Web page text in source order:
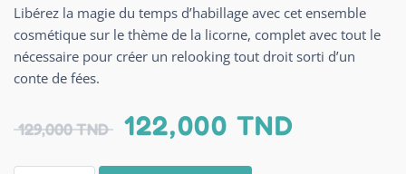
Libérez la magie du temps d’habillage avec cet ensemble
cosmétique sur le thème de la licorne, complet avec tout le
nécessaire pour créer un relooking tout droit sorti d’un
conte de fées.
129,000TND 122,000 TND